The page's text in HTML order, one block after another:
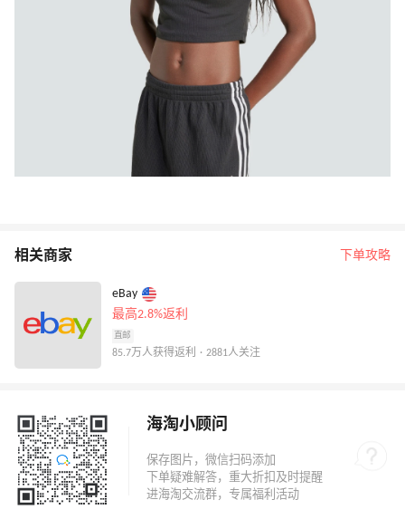
相关商家 下单攻略
eBay
最高2.8%返利
直邮
85.7万人获得返利 · 2881人关注
海淘小顾问